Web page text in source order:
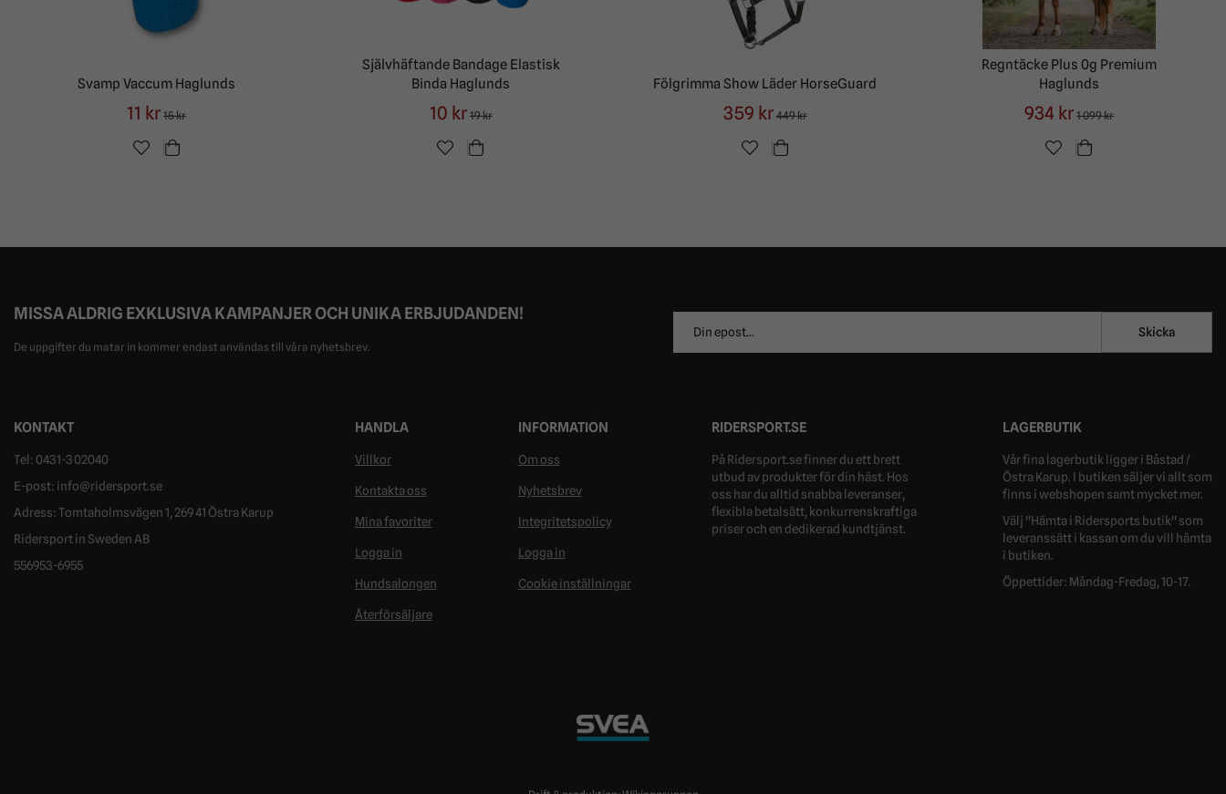
Svamp Vaccum Haglunds
11 kr 15 kr
Självhäftande Bandage Elastisk
Binda Haglunds
10 kr 19 kr
Fölgrimma Show Läder HorseGuard
359 kr 449 kr
Regntäcke Plus 0g Premium
Haglunds
934 kr 1 099 kr
MISSA ALDRIG EXKLUSIVA KAMPANJER OCH UNIKA ERBJUDANDEN!
De uppgifter du matar in kommer endast användas till våra nyhetsbrev.
postadress
Skicka
KONTAKT
Tel: 0431-302040
E-post: info@ridersport.se
Adress: Tomtaholmsvägen 1, 269 41 Östra Karup
Ridersport in Sweden AB
556953-6955
HANDLA
Villkor
Kontakta oss
Mina favoriter
Logga in
Hundsalongen
Återförsäljare
INFORMATION
Om oss
Nyhetsbrev
Integritetspolicy
Logga in
Cookie inställningar
RIDERSPORT.SE
På Ridersport.se finner du ett brett
utbud av produkter för din häst. Hos
oss har du alltid snabba leveranser,
flexibla betalsätt, konkurrenskraftiga
priser och en dedikerad kundtjänst.
LAGERBUTIK
Vår fina lagerbutik ligger i Båstad /
Östra Karup. I butiken säljer vi allt som
finns i webshopen samt mycket mer.
Välj "Hämta i Ridersports butik" som
leveranssätt i kassan om du vill hämta
i butiken.
Öppettider: Måndag-Fredag, 10-17.